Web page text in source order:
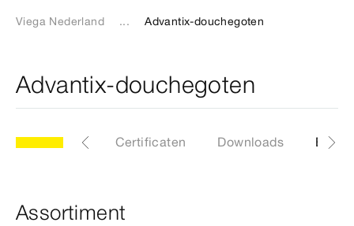
Viega Nederland ... Advantix-douchegoten
Advantix-douchegoten
Algemeen Certificaten Downloads EPD
Assortiment